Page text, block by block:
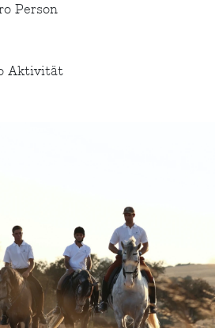
Person
Aktivität